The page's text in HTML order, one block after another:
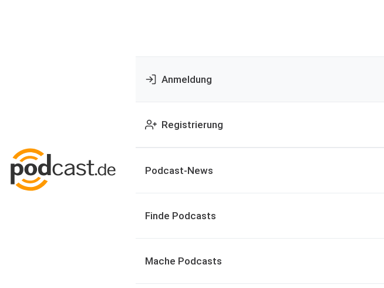
Anmeldung
Registrierung
Podcast-News
Finde Podcasts
Mache Podcasts